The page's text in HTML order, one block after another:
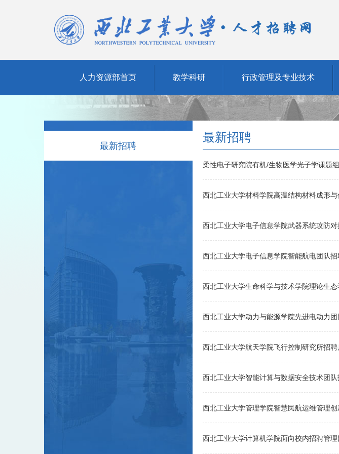
人力资源部首页 教学科研 行政管理及专业技术
最新招聘
最新招聘
柔性电子研究院有机/生物医学光子学课题
西北工业大学材料学院高温结构材料成形
西北工业大学电子信息学院武器系统攻防
西北工业大学电子信息学院智能航电团队招
西北工业大学生命科学与技术学院理论生
西北工业大学动力与能源学院先进电动力
西北工业大学航天学院飞行控制研究所招聘
西北工业大学智能计算与数据安全技术团
西北工业大学管理学院智慧民航运维管理
西北工业大学计算机学院面向校内招聘管